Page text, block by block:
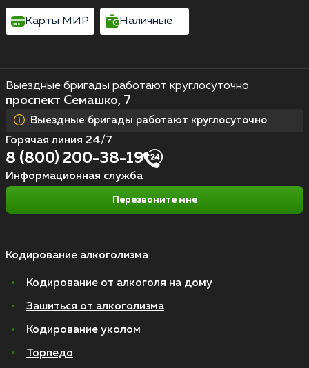
Кодирование алкоголизма
Кодирование от алкоголя на дому
Зашиться от алкоголизма
Кодирование уколом
Торпедо
Выездные бригады работают круглосуточно
проспект Семашко, 7
Выездные бригады работают круглосуточно
Горячая линия 24/7
8 (800) 200-38-19
Информационная служба
Перезвоните мне
Карты МИР Наличные